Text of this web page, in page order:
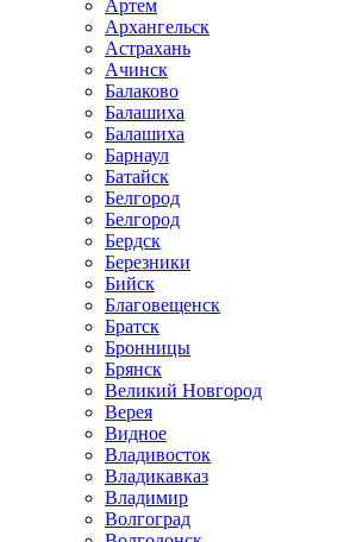
Артем
Архангельск
Астрахань
Ачинск
Балаково
Балашиха
Балашиха
Барнаул
Батайск
Белгород
Белгород
Бердск
Березники
Бийск
Благовещенск
Братск
Бронницы
Брянск
Великий Новгород
Верея
Видное
Владивосток
Владикавказ
Владимир
Волгоград